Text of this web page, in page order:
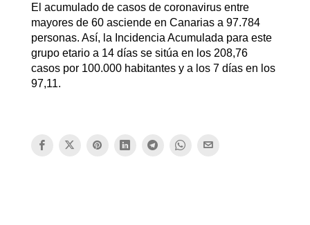
El acumulado de casos de coronavirus entre
mayores de 60 asciende en Canarias a 97.784
personas. Así, la Incidencia Acumulada para este
grupo etario a 14 días se sitúa en los 208,76
casos por 100.000 habitantes y a los 7 días en los
97,11.